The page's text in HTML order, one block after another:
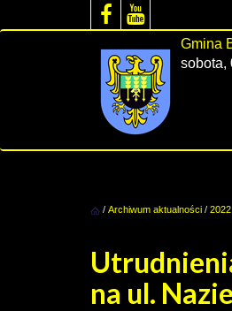
Gmina
sobota,
/ Archiwum aktualności / 2022
na ul.